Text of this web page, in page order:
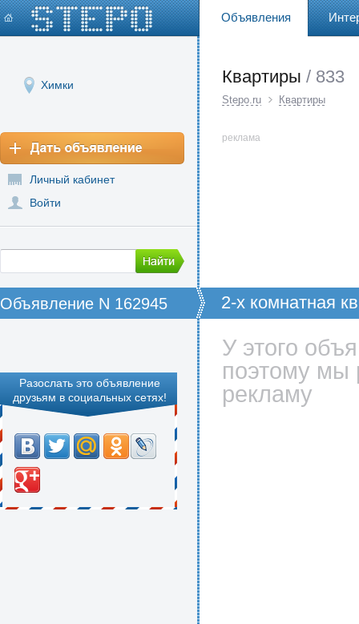
Объявления
Химки
Личный кабинет
Войти
Квартиры / 833
Stepo.ru Квартиры
реклама
Объявление N 162945 2-х комнатная
Разослать это объявление
друзьям в социальных сетях!
У этого
поэтому мы
рекламу